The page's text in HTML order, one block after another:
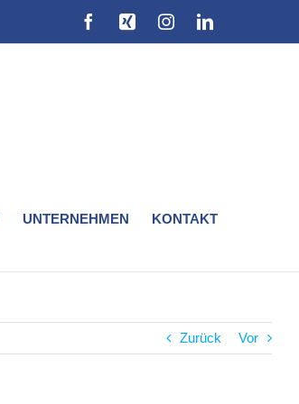
Facebook
Xing InstagramLinkedIn
UNTERNEHMEN KONTAKT
Zurück Vor